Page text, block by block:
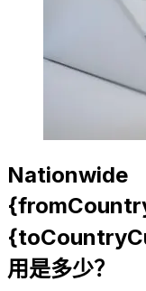
Nationwide
用是多少？